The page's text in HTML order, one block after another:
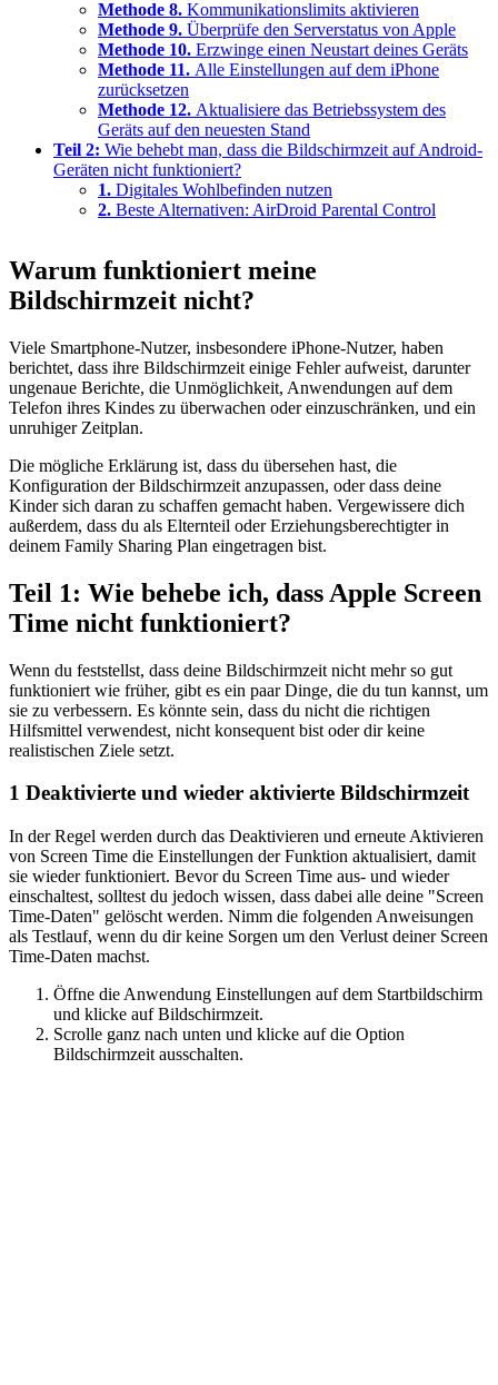
Methode 8. Kommunikationslimits aktivieren
Methode 9. Überprüfe den Serverstatus von Apple
Methode 10. Erzwinge einen Neustart deines Geräts
Methode 11. Alle Einstellungen auf dem iPhone
zurücksetzen
Methode 12. Aktualisiere das Betriebssystem des
Geräts auf den neuesten Stand
Teil 2: Wie behebt man, dass die Bildschirmzeit auf Android-
Geräten nicht funktioniert?
1. Digitales Wohlbefinden nutzen
2. Beste Alternativen: AirDroid Parental Control
Warum funktioniert meine
Bildschirmzeit nicht?
Viele Smartphone-Nutzer, insbesondere iPhone-Nutzer, haben
berichtet, dass ihre Bildschirmzeit einige Fehler aufweist, darunter
ungenaue Berichte, die Unmöglichkeit, Anwendungen auf dem
Telefon ihres Kindes zu überwachen oder einzuschränken, und ein
unruhiger Zeitplan.
Die mögliche Erklärung ist, dass du übersehen hast, die
Konfiguration der Bildschirmzeit anzupassen, oder dass deine
Kinder sich daran zu schaffen gemacht haben. Vergewissere dich
außerdem, dass du als Elternteil oder Erziehungsberechtigter in
deinem Family Sharing Plan eingetragen bist.
Teil 1: Wie behebe ich, dass Apple Screen
Time nicht funktioniert?
Wenn du feststellst, dass deine Bildschirmzeit nicht mehr so gut
funktioniert wie früher, gibt es ein paar Dinge, die du tun kannst, um
sie zu verbessern. Es könnte sein, dass du nicht die richtigen
Hilfsmittel verwendest, nicht konsequent bist oder dir keine
realistischen Ziele setzt.
1 Deaktivierte und wieder aktivierte Bildschirmzeit
In der Regel werden durch das Deaktivieren und erneute Aktivieren
von Screen Time die Einstellungen der Funktion aktualisiert, damit
sie wieder funktioniert. Bevor du Screen Time aus- und wieder
einschaltest, solltest du jedoch wissen, dass dabei alle deine "Screen
Time-Daten" gelöscht werden. Nimm die folgenden Anweisungen
als Testlauf, wenn du dir keine Sorgen um den Verlust deiner Screen
Time-Daten machst.
Öffne die Anwendung Einstellungen auf dem Startbildschirm
und klicke auf Bildschirmzeit.
Scrolle ganz nach unten und klicke auf die Option
Bildschirmzeit ausschalten.